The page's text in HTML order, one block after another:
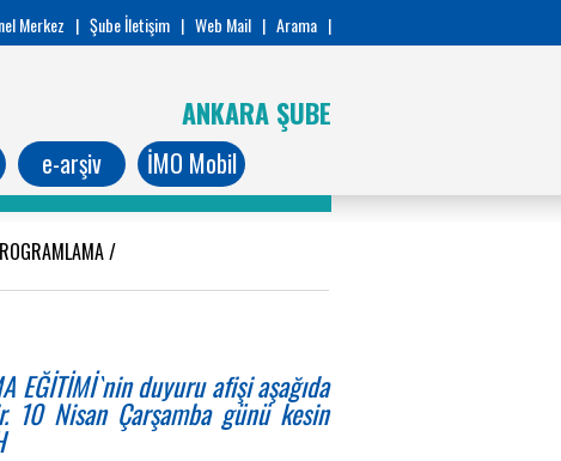
Merkez | Şube İletişim | Web Mail | Arama |
ANKARA ŞUBE
e-arşiv İMO Mobil
/
EĞİTİMİ`nin duyuru afişi aşağıda
10 Nisan Çarşamba günü kesin